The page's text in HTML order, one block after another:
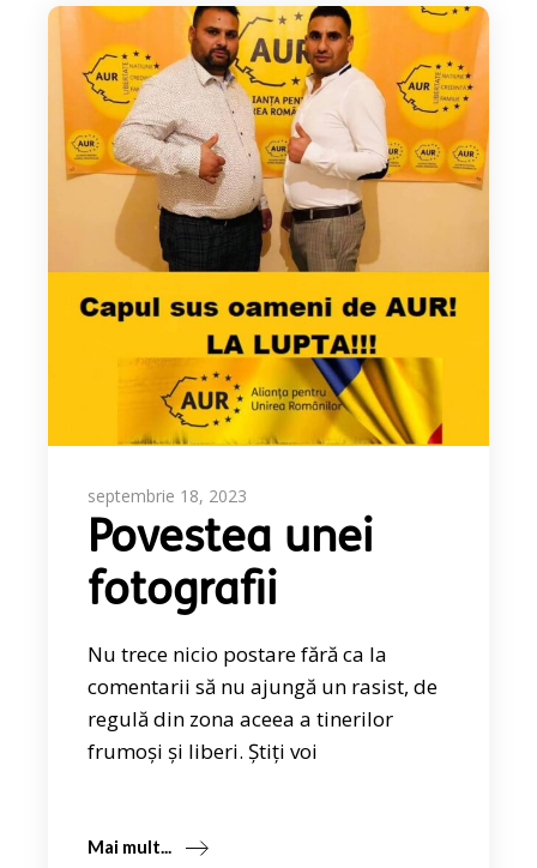
septembrie 18, 2023
Povestea unei
fotografii
Nu trece nicio postare fără ca la
comentarii să nu ajungă un rasist, de
regulă din zona aceea a tinerilor
frumoși și liberi. Știți voi
Mai mult...